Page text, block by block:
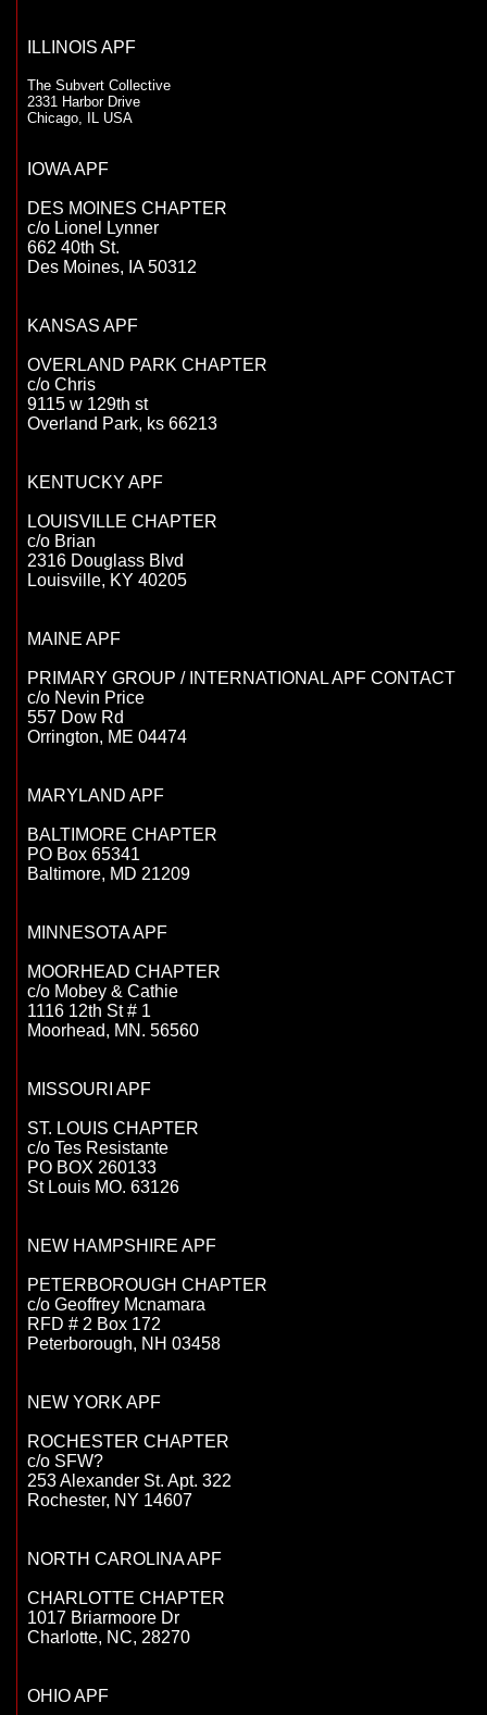
ILLINOIS APF
The Subvert Collective
2331 Harbor Drive
Chicago, IL USA
IOWA APF
DES MOINES CHAPTER
c/o Lionel Lynner
662 40th St.
Des Moines, IA 50312
KANSAS APF
OVERLAND PARK CHAPTER
c/o Chris
9115 w 129th st
Overland Park, ks 66213
KENTUCKY APF
LOUISVILLE CHAPTER
c/o Brian
2316 Douglass Blvd
Louisville, KY 40205
MAINE APF
PRIMARY GROUP / INTERNATIONAL APF CONTACT
c/o Nevin Price
557 Dow Rd
Orrington, ME 04474
MARYLAND APF
BALTIMORE CHAPTER
PO Box 65341
Baltimore, MD 21209
MINNESOTA APF
MOORHEAD CHAPTER
c/o Mobey & Cathie
1116 12th St # 1
Moorhead, MN. 56560
MISSOURI APF
ST. LOUIS CHAPTER
c/o Tes Resistante
PO BOX 260133
St Louis MO. 63126
NEW HAMPSHIRE APF
PETERBOROUGH CHAPTER
c/o Geoffrey Mcnamara
RFD # 2 Box 172
Peterborough, NH 03458
NEW YORK APF
ROCHESTER CHAPTER
c/o SFW?
253 Alexander St. Apt. 322
Rochester, NY 14607
NORTH CAROLINA APF
CHARLOTTE CHAPTER
1017 Briarmoore Dr
Charlotte, NC, 28270
OHIO APF